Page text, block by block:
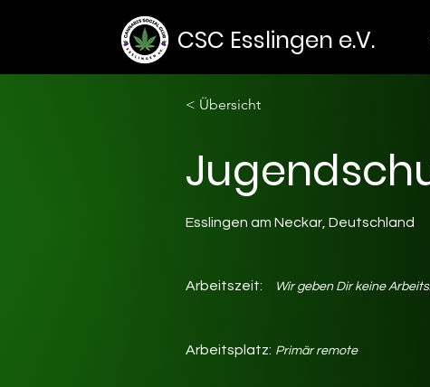
CSC Esslingen e.V.
< Übersicht
Esslingen am Neckar, Deutschland
Arbeitszeit: Wir geben Dir keine
Arbeitsplatz: Primär remote